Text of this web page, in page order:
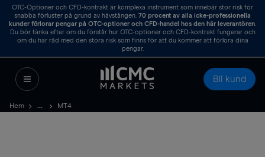
OTC-Optioner och CFD-kontrakt är komplexa instrument som innebär stor risk för
snabba förluster på grund av hävstången. 70 procent av alla icke-professionella
kunder förlorar pengar på OTC-optioner och CFD-handel hos den här leverantören
Du bör tänka efter om du förstår hur OTC-optioner och CFD-kontrakt fungerar och
om du har råd med den stora risk som finns för att du kommer att förlora dina
pengar.
Bli kund
Hem MT4